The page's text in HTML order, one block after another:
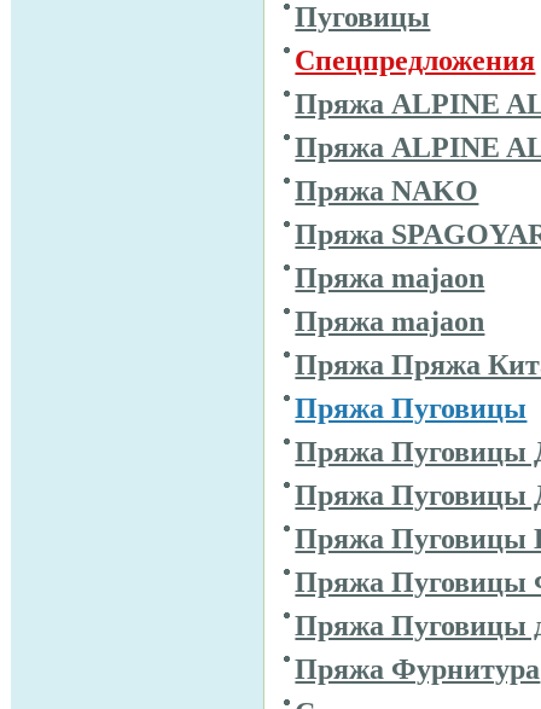
Пуговицы
Спецпредложения
Пряжа ALPINE
Пряжа ALPINE
Пряжа NAKO
Пряжа
Пряжа majaon
Пряжа majaon
Пряжа Пряжа
Пряжа Пуговицы
Пряжа Пуговицы
Пряжа Пуговицы
Пряжа Пуговицы
Пряжа Пуговицы
Пряжа Пуговицы
Пряжа Фурнитура